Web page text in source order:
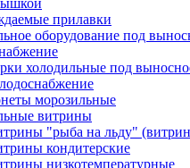
прилавки
оборудование под
холодильные под
морозильные
витрины
"рыба на льду"
кондитерские
низкотемпературные